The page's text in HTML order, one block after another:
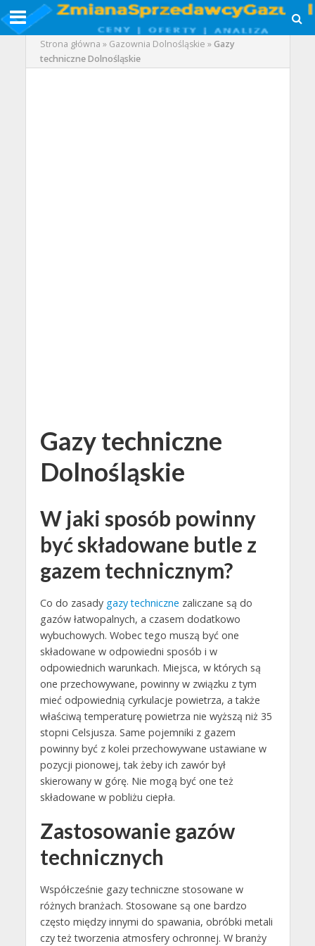
Strona główna » Gazownia Dolnośląskie »Gazy
techniczne Dolnośląskie
Gazy techniczne
Dolnośląskie
W jaki sposób powinny
być składowane butle z
gazem technicznym?
Co do zasady gazy techniczne zaliczane są do
gazów łatwopalnych, a czasem dodatkowo
wybuchowych. Wobec tego muszą być one
składowane w odpowiedni sposób i w
odpowiednich warunkach. Miejsca, w których są
one przechowywane, powinny w związku z tym
mieć odpowiednią cyrkulacje powietrza, a także
właściwą temperaturę powietrza nie wyższą niż 35
stopni Celsjusza. Same pojemniki z gazem
powinny być z kolei przechowywane ustawiane w
pozycji pionowej, tak żeby ich zawór był
skierowany w górę. Nie mogą być one też
składowane w pobliżu ciepła.
Zastosowanie gazów
technicznych
Współcześnie gazy techniczne stosowane w
różnych branżach. Stosowane są one bardzo
często między innymi do spawania, obróbki metali
czy też tworzenia atmosfery ochronnej. W branży